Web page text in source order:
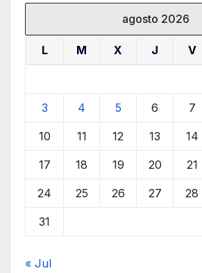
agosto 2026
L M X J V
3 4 5 6 7
10 11 12 13 14
17 18 19 20 21
24 25 26 27 28
31
« Jul